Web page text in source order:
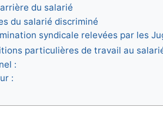
du salarié
du salarié discriminé
syndicale relevées par les
particulières de travail au
:
: